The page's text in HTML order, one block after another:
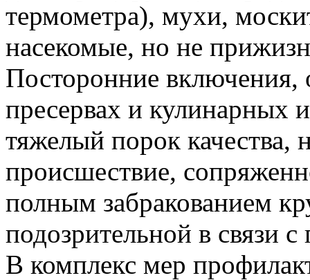
термометра), мухи,
насекомые, но не
Посторонние включения,
пресервах и кулинарных
тяжелый порок качества,
происшествие,
полным забракованием
подозрительной в связи
В комплекс мер